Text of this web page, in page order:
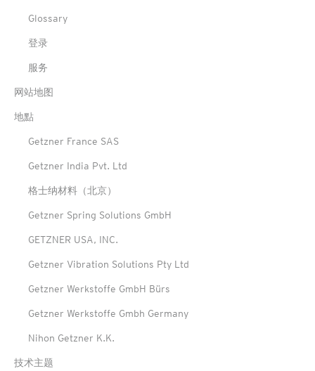
Glossary
登录
服务
网站地图
地點
Getzner France SAS
Getzner India Pvt. Ltd
格士纳材料（北京）
Getzner Spring Solutions GmbH
GETZNER USA, INC.
Getzner Vibration Solutions Pty Ltd
Getzner Werkstoffe GmbH Bürs
Getzner Werkstoffe Gmbh Germany
Nihon Getzner K.K.
技术主题